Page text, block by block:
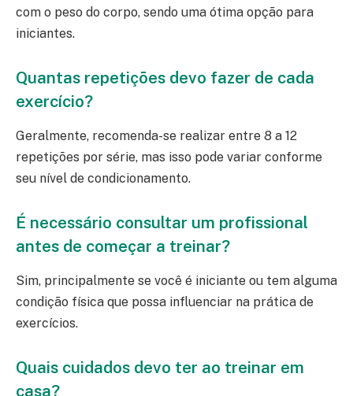
com o peso do corpo, sendo uma ótima opção para
iniciantes.
Quantas repetições devo fazer de cada
exercício?
Geralmente, recomenda-se realizar entre 8 a 12
repetições por série, mas isso pode variar conforme
seu nível de condicionamento.
É necessário consultar um profissional
antes de começar a treinar?
Sim, principalmente se você é iniciante ou tem alguma
condição física que possa influenciar na prática de
exercícios.
Quais cuidados devo ter ao treinar em
casa?